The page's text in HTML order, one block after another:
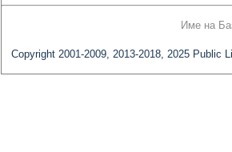
Име на
Copyright 2001-2009, 2013-2018, 2025 Public